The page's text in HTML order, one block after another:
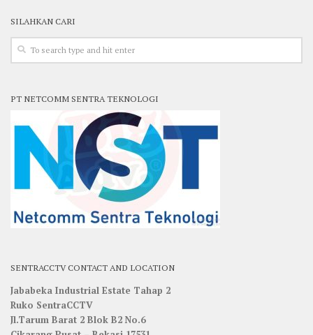
SILAHKAN CARI
PT NETCOMM SENTRA TEKNOLOGI
SENTRACCTV CONTACT AND LOCATION
Jababeka Industrial Estate Tahap 2
Ruko SentraCCTV
Jl.Tarum Barat 2 Blok B2 No.6